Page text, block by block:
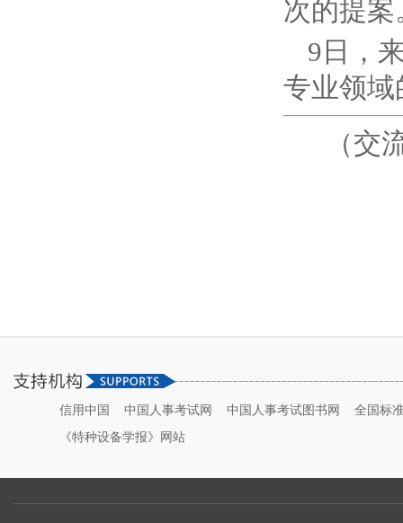
次的提案
9日，
专业领域
（交
信用中国 中国人事考试网 中国人事考试图书网
全国标
《特种设备学报》网站